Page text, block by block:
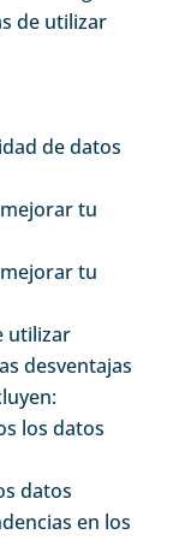
de utilizar
de datos
tu
tu
utilizar
desventajas
los datos
datos
en los